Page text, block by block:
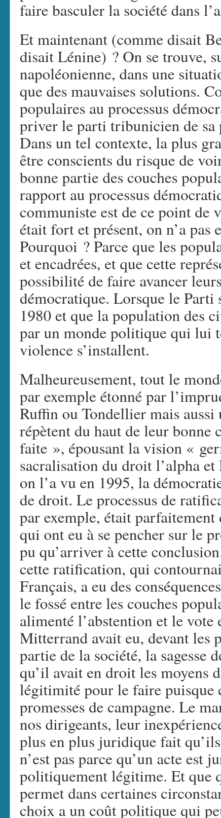
faire basculer la société dans
Et maintenant (comme disait
disait Lénine) ? On se trouve,
napoléonienne, dans une
que des mauvaises solutions.
populaires au processus
priver le parti tribunicien de sa
Dans un tel contexte, la plus
être conscients du risque de
bonne partie des couches
rapport au processus
communiste est de ce point de
était fort et présent, on n’a pas
Pourquoi ? Parce que les
et encadrées, et que cette
possibilité de faire avancer
démocratique. Lorsque le Parti
1980 et que la population des
par un monde politique qui lui
violence s’installent.
Malheureusement, tout le
par exemple étonné par
Ruffin ou Tondellier mais
répètent du haut de leur bonne
faite », épousant la vision «
sacralisation du droit l’alpha
on l’a vu en 1995, la
de droit. Le processus de
par exemple, était
qui ont eu à se pencher sur le
pu qu’arriver à cette
cette ratification, qui
Français, a eu des
le fossé entre les couches
alimenté l’abstention et le
Mitterrand avait eu, devant les
partie de la société, la sagesse
qu’il avait en droit les moyens
légitimité pour le faire puisque
promesses de campagne. Le
nos dirigeants, leur
plus en plus juridique fait
n’est pas parce qu’un acte est
politiquement légitime. Et que
permet dans certaines
choix a un coût politique qui